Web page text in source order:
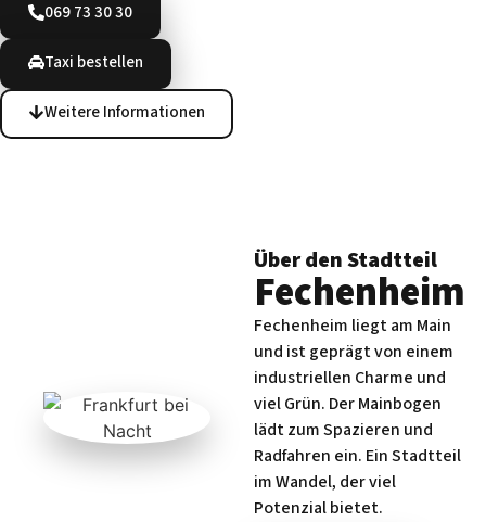
069 73 30 30
Taxi bestellen
Weitere Informationen
Über den Stadtteil
Fechenheim
Fechenheim liegt am Main
und ist geprägt von einem
industriellen Charme und
viel Grün. Der Mainbogen
lädt zum Spazieren und
Radfahren ein. Ein Stadtteil
im Wandel, der viel
Potenzial bietet.